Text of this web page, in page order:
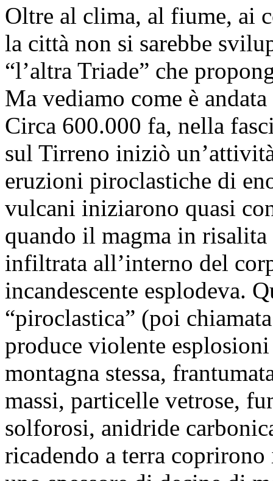
Oltre al clima, al fiume, ai
la città non si sarebbe
“l’altra Triade” che
Ma vediamo come è
Circa 600.000 fa, nella
sul Tirreno iniziò
eruzioni piroclastiche di
vulcani iniziarono quasi
quando il magma in risalita
infiltrata all’interno del
incandescente esplodeva.
“piroclastica” (poi
produce violente
montagna stessa,
massi, particelle vetrose,
solforosi, anidride
ricadendo a terra